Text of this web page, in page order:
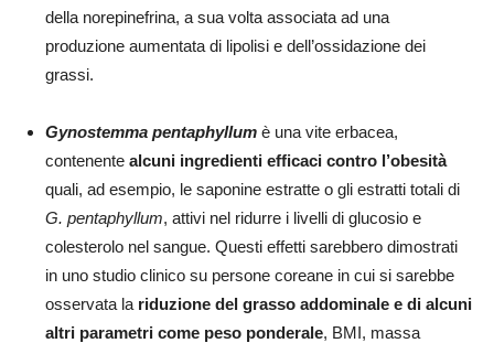
della norepinefrina, a sua volta associata ad una
produzione aumentata di lipolisi e dell’ossidazione dei
grassi.
Gynostemma pentaphyllum è una vite erbacea,
contenente alcuni ingredienti efficaci contro l’obesità
quali, ad esempio, le saponine estratte o gli estratti totali di
G. pentaphyllum, attivi nel ridurre i livelli di glucosio e
colesterolo nel sangue. Questi effetti sarebbero dimostrati
in uno studio clinico su persone coreane in cui si sarebbe
osservata la riduzione del grasso addominale e di alcuni
altri parametri come peso ponderale, BMI, massa